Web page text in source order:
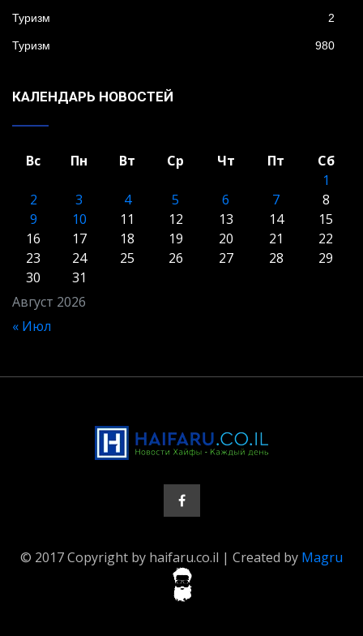
Туризм 2
Туризм 980
КАЛЕНДАРЬ НОВОСТЕЙ
Август 2026
Вс Пн Вт Ср Чт Пт
Сб
1
2
3 4 5 6 7
8
9
10 11 12 13 14
15
16
17 18 19 20 21
22
23
24 25 26 27 28
29
30
31
« Июл
© 2017 Copyright by haifaru.co.il | Created by Magru